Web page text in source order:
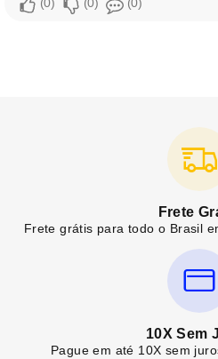
Frete
Frete grátis para todo o Brasil
10X Sem
Pague em até 10X sem